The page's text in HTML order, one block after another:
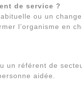
de service ?
ou un
l’organisme en
un référent de
aidée.